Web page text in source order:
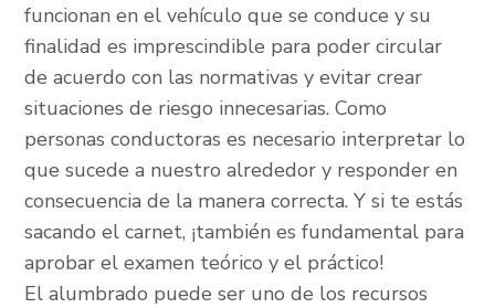
funcionan en el vehículo que se conduce y su
finalidad es imprescindible para poder circular
de acuerdo con las normativas y evitar crear
situaciones de riesgo innecesarias. Como
personas conductoras es necesario interpretar lo
que sucede a nuestro alrededor y responder en
consecuencia de la manera correcta. Y si te estás
sacando el carnet, ¡también es fundamental para
aprobar el examen teórico y el práctico!
El alumbrado puede ser uno de los recursos